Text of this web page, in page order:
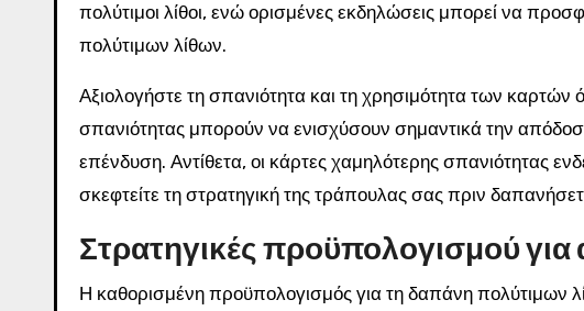
πολύτιμοι λίθοι, ενώ ορισμένες εκδηλώσεις μπορεί να
πολύτιμων λίθων.
Αξιολογήστε τη σπανιότητα και τη χρησιμότητα των καρτών
σπανιότητας μπορούν να ενισχύσουν σημαντικά την
επένδυση. Αντίθετα, οι κάρτες χαμηλότερης σπανιότητας
σκεφτείτε τη στρατηγική της τράπουλας σας πριν
Στρατηγικές προϋπολογισμού
Η καθορισμένη προϋπολογισμός για τη δαπάνη πολύτιμων